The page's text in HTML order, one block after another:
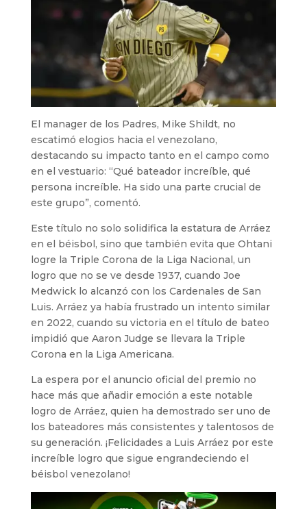
El manager de los Padres, Mike Shildt, no
escatimó elogios hacia el venezolano,
destacando su impacto tanto en el campo como
en el vestuario: “Qué bateador increíble, qué
persona increíble. Ha sido una parte crucial de
este grupo”, comentó.
Este título no solo solidifica la estatura de Arráez
en el béisbol, sino que también evita que Ohtani
logre la Triple Corona de la Liga Nacional, un
logro que no se ve desde 1937, cuando Joe
Medwick lo alcanzó con los Cardenales de San
Luis. Arráez ya había frustrado un intento similar
en 2022, cuando su victoria en el título de bateo
impidió que Aaron Judge se llevara la Triple
Corona en la Liga Americana.
La espera por el anuncio oficial del premio no
hace más que añadir emoción a este notable
logro de Arráez, quien ha demostrado ser uno de
los bateadores más consistentes y talentosos de
su generación. ¡Felicidades a Luis Arráez por este
increíble logro que sigue engrandeciendo el
béisbol venezolano!